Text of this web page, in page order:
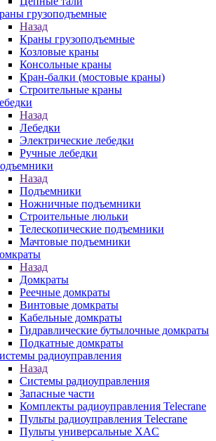
грузоподъемные
Назад
Краны грузоподъемные
Козловые краны
Консольные краны
Кран-балки (мостовые краны)
Строительные краны
Назад
Лебедки
Электрические лебедки
Ручные лебедки
Назад
Подъемники
Ножничные подъемники
Строительные люльки
Телескопические подъемники
Мачтовые подъемники
Назад
Домкраты
Реечные домкраты
Винтовые домкраты
Кабельные домкраты
Гидравлические бутылочные домкраты
Подкатные домкраты
радиоуправления
Назад
Системы радиоуправления
Запасные части
Комплекты радиоуправления Telecrane
Пульты радиоуправления Telecrane
Пульты универсальные XAC